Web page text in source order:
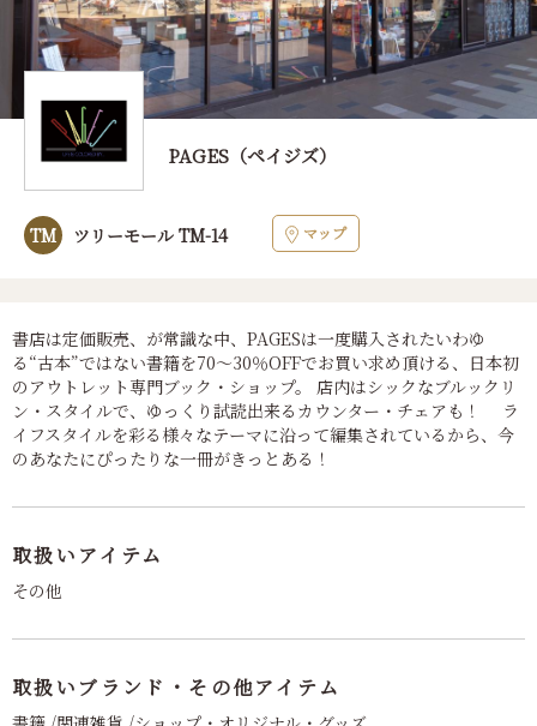
PAGES（ペイジズ）
TM ツリーモール TM-14 マップ
書店は定価販売、が常識な中、PAGESは一度購入されたいわゆ
る“古本”ではない書籍を70～30％OFFでお買い求め頂ける、日本初
のアウトレット専門ブック・ショップ。 店内はシックなブルックリ
ン・スタイルで、ゆっくり試読出来るカウンター・チェアも！ ラ
イフスタイルを彩る様々なテーマに沿って編集されているから、今
のあなたにぴったりな一冊がきっとある！
取扱いアイテム
その他
取扱いブランド・その他アイテム